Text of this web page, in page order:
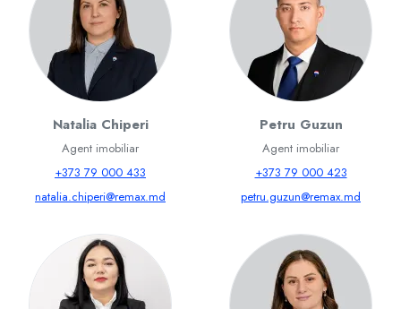
Natalia Chiperi
Agent imobiliar
+373 79 000 433
natalia.chiperi@remax.md
Petru Guzun
Agent imobiliar
+373 79 000 423
petru.guzun@remax.md